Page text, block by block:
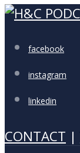
facebook
instagram
linkedin
CONTACT |